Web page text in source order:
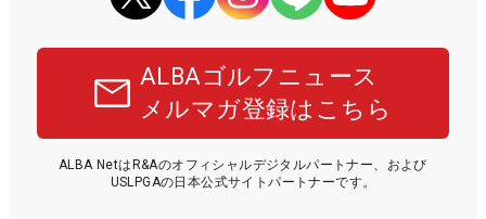
ALBAゴルフニュース
メルマガ登録はこちら
ALBA NetはR&Aのオフィシャルデジタルパートナー、および
USLPGAの日本公式サイトパートナーです。